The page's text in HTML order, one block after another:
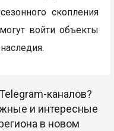
скопления
войти объекты
каналов?
и интересные
в новом